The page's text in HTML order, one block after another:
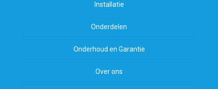
Installatie
Onderdelen
Onderhoud en Garantie
Over ons